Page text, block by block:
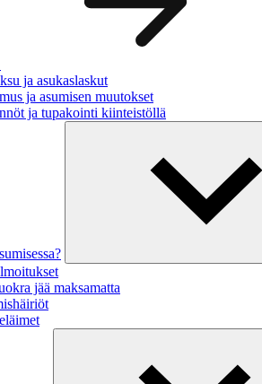
ja asukaslaskut
ja asumisen muutokset
ja tupakointi kiinteistöllä
jää maksamatta